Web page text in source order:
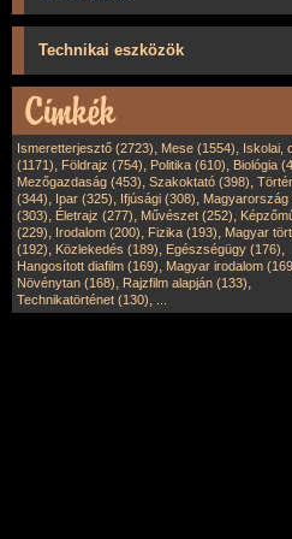
Technikai eszközök
Ismeretterjesztő (2723), Mese (1554), Iskolai,
(1171), Földrajz (754), Politika (610), Biológia
Mezőgazdaság (453), Szakoktató (398),
(344), Ipar (325), Ifjúsági (308), Magyarország
(303), Életrajz (277), Művészet (252),
(229), Irodalom (200), Fizika (193), Magyar
(192), Közlekedés (189), Egészségügy (176),
Hangosított diafilm (169), Magyar irodalom
Növénytan (168), Rajzfilm alapján (133),
Technikatörténet (130),